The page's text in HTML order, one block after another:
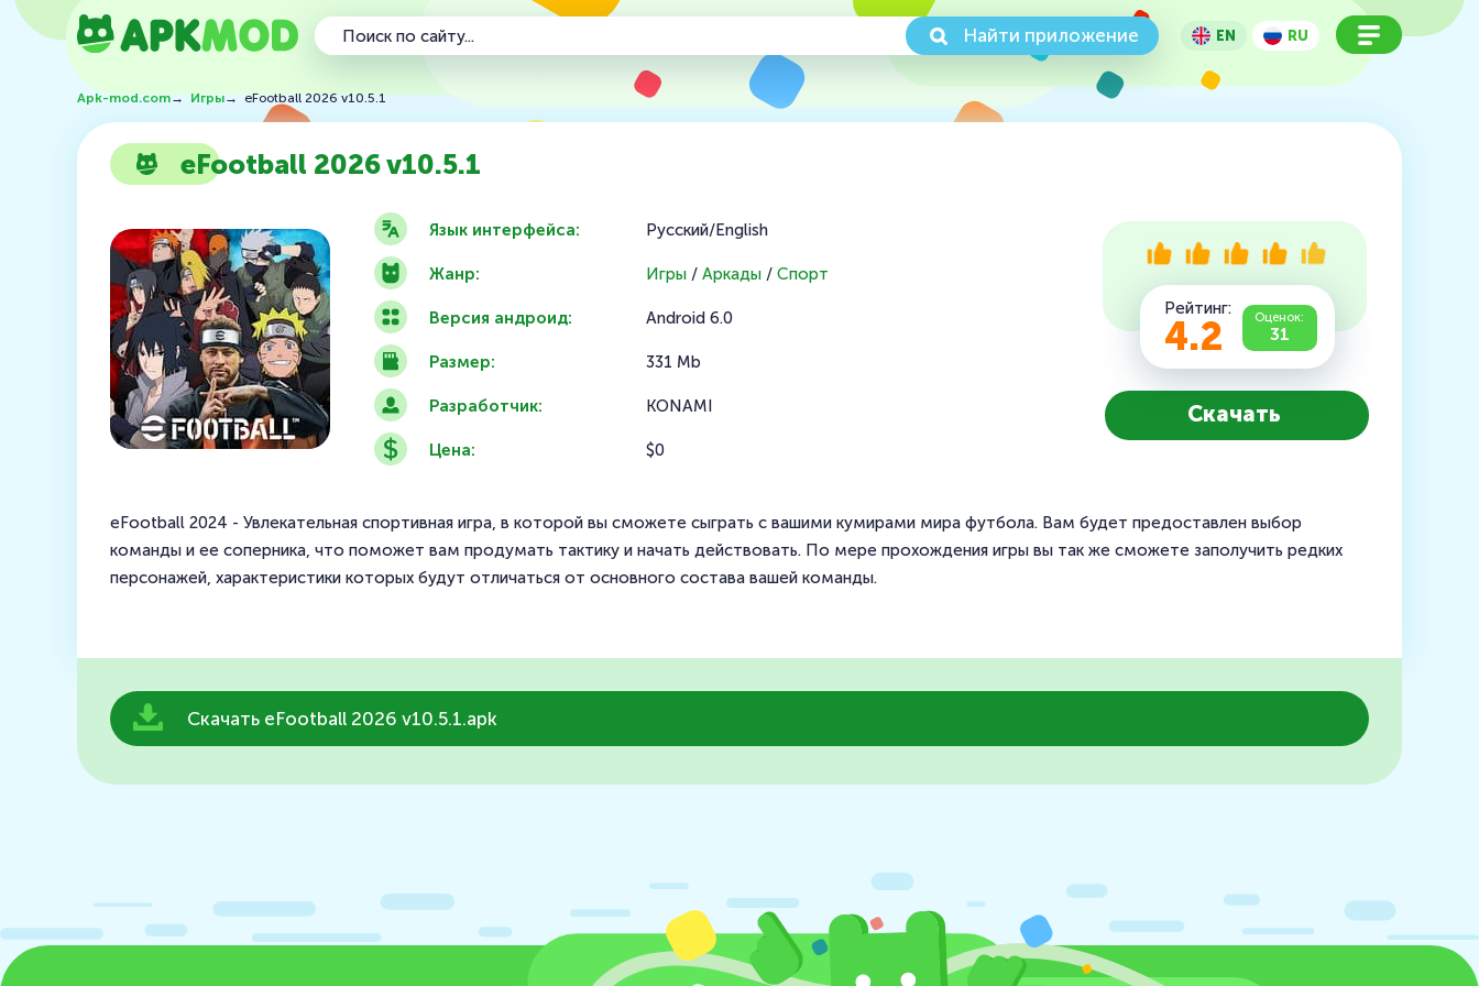
Найти приложение EN RU
Apk-mod.com→Игры→eFootball 2026 v10.5.1
eFootball 2026 v10.5.1
Язык интерфейса:
Жанр:
Версия андроид:
Размер:
Разработчик:
Цена:
Русский/English
Игры / Аркады / Спорт
Android 6.0
331 Mb
KONAMI
$0
Рейтинг:
4.2 Оценок:
31
Скачать
eFootball 2024 - Увлекательная спортивная игра, в которой вы сможете сыграть с вашими кумирами мира футбола. Вам будет предоставлен выбор
команды и ее соперника, что поможет вам продумать тактику и начать действовать. По мере прохождения игры вы так же сможете заполучить редких
персонажей, характеристики которых будут отличаться от основного состава вашей команды.
Скачать eFootball 2026 v10.5.1.apk